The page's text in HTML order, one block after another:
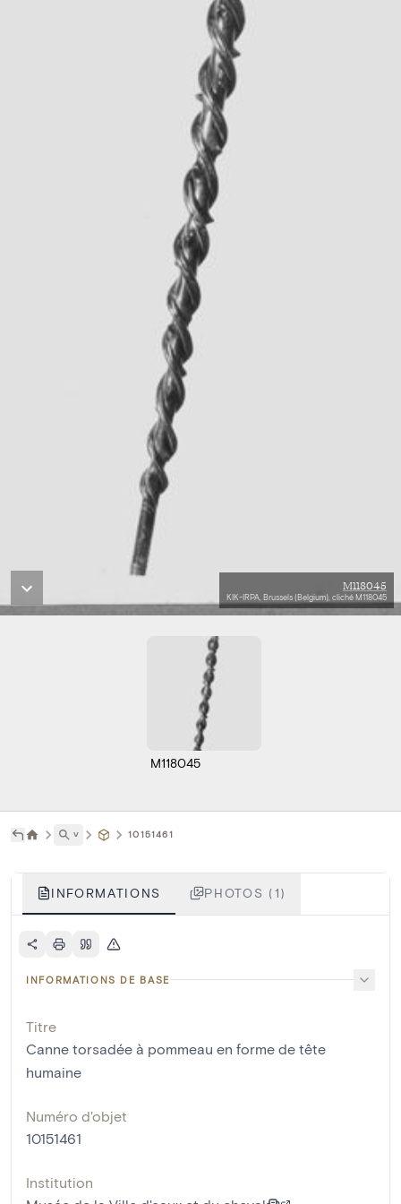
M118045
KIK-IRPA, Brussels (Belgium), cliché M118045
M118045
˅ 10151461
INFORMATIONS PHOTOS (1)
INFORMATIONS DE BASE
Titre
Canne torsadée à pommeau en forme de tête
humaine
Numéro d'objet
10151461
Institution